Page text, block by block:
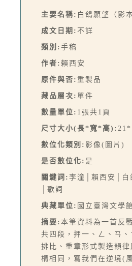
主要名稱: 白鴿願望（影
成文日期: 不詳
類別: 手稿
作者: 賴西安
原件與否: 重製品
藏品層次: 單件
數量單位: 1張共1頁
尺寸大小(長*寬*高):
數位化類別: 影像(圖片)
是否數位化: 是
關鍵詞: 李潼│賴西安│白
│歌詞
典藏單位: 國立臺灣文學
摘要: 本筆資料為一首反
共四段，押一、ㄥ、ㄢ、
排比、重章形式製造韻
構相同，寫我們在逆境(